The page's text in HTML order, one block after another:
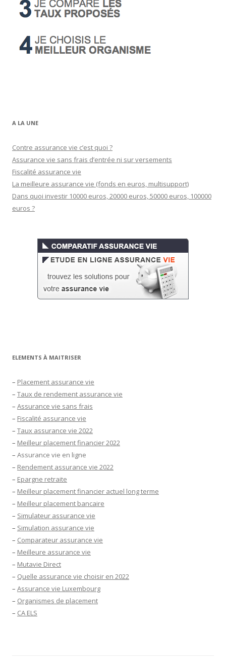
A LA UNE
Contre assurance vie c’est quoi ?
Assurance vie sans frais d’entrée ni sur versements
Fiscalité assurance vie
La meilleure assurance vie (fonds en euros, multisupport)
Dans quoi investir 10000 euros, 20000 euros, 50000 euros, 100000
euros ?
ELEMENTS À MAITRISER
– Placement assurance vie
– Taux de rendement assurance vie
– Assurance vie sans frais
– Fiscalité assurance vie
– Taux assurance vie 2022
– Meilleur placement financier 2022
– Assurance vie en ligne
– Rendement assurance vie 2022
– Epargne retraite
– Meilleur placement financier actuel long terme
– Meilleur placement bancaire
– Simulateur assurance vie
– Simulation assurance vie
– Comparateur assurance vie
– Meilleure assurance vie
– Mutavie Direct
– Quelle assurance vie choisir en 2022
– Assurance vie Luxembourg
– Organismes de placement
– CA ELS